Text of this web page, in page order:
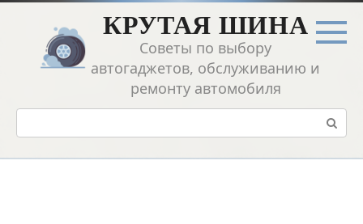
Перейти
контенту
КРУТАЯ ШИНА
Советы по выбору
автогаджетов, обслуживанию и
ремонту автомобиля
Поиск: